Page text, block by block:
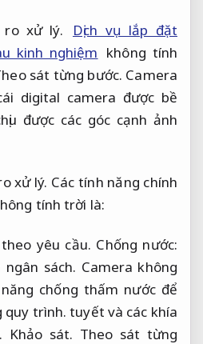
ro xử lý.
Dịch vụ lắp đặt
kinh nghiệm không tính
sát từng bước. Camera
digital camera được bề
được các góc cạnh ảnh
xử lý. Các tính năng chính
tính trời là:
yêu cầu. Chống nước:
sách. Camera không
chống thấm nước để
quy trình. tuyết và các khía
Khảo sát. Theo sát từng